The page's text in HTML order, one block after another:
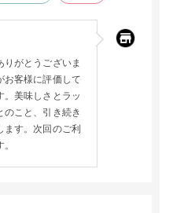
りがとうございま
お客様に評価して
。美味しさとラッ
のこと、引き続き
ます。次回のご利